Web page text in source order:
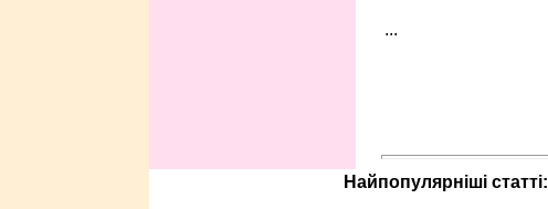
...
Найпопулярніші статті: